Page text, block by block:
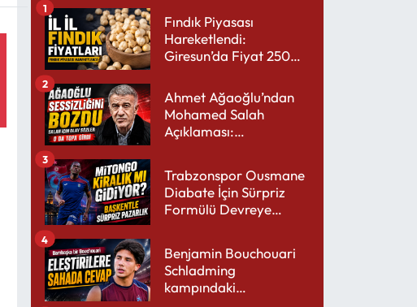
Fındık Piyasası
Hareketlendi:
Giresun’da Fiyat 250
1
Ahmet Ağaoğlu’ndan
Mohamed Salah
Açıklaması:
Yakışır
2
Trabzonspor Ousmane
Diabate İçin Sürpriz
Formülü Devreye
3
Benjamin Bouchouari
Schladming
kampındaki
4